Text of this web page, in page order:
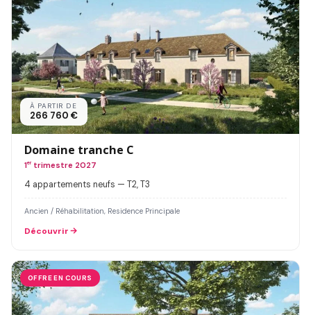
À PARTIR DE
266 760 €
Domaine tranche C
1ertrimestre 2027
4 appartements neufs — T2, T3
Ancien / Réhabilitation, Residence Principale
Découvrir
OFFRE EN COURS